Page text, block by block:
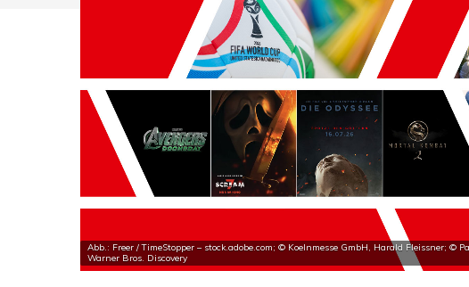
Drücken Sie Enter zum Suchen oder ESC zum Schließen.
Abb.: Freer / TimeStopper – stock.adobe.com; © Koelnmesse GmbH, Harald Fleissner;
Warner Bros. Discovery